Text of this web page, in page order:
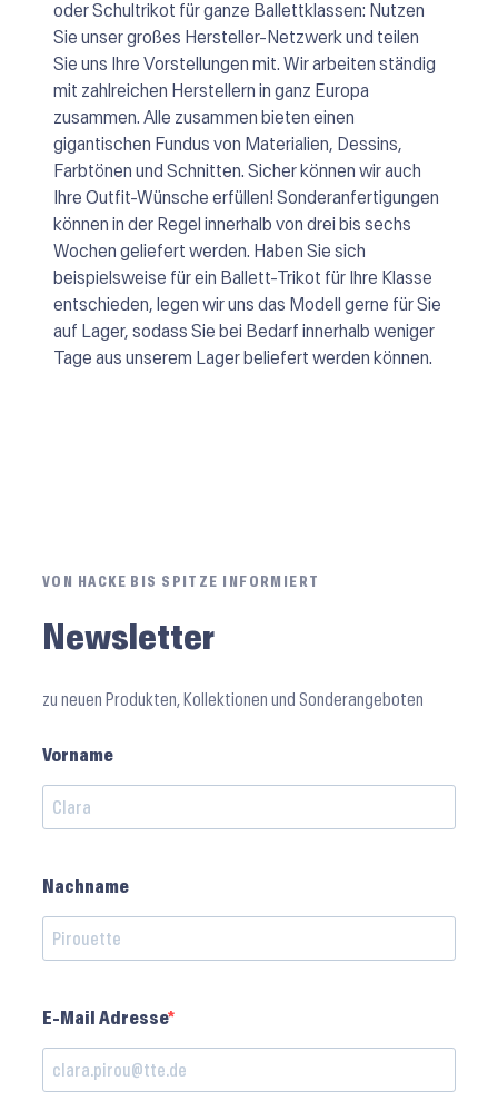
oder Schultrikot für ganze Ballettklassen: Nutzen
Sie unser großes Hersteller-Netzwerk und teilen
Sie uns Ihre Vorstellungen mit. Wir arbeiten ständig
mit zahlreichen Herstellern in ganz Europa
zusammen. Alle zusammen bieten einen
gigantischen Fundus von Materialien, Dessins,
Farbtönen und Schnitten. Sicher können wir auch
Ihre Outfit-Wünsche erfüllen! Sonderanfertigungen
können in der Regel innerhalb von drei bis sechs
Wochen geliefert werden. Haben Sie sich
beispielsweise für ein Ballett-Trikot für Ihre Klasse
entschieden, legen wir uns das Modell gerne für Sie
auf Lager, sodass Sie bei Bedarf innerhalb weniger
Tage aus unserem Lager beliefert werden können.
VON HACKE BIS SPITZE INFORMIERT
Newsletter
zu neuen Produkten, Kollektionen und Sonderangeboten
Vorname
Nachname
E-Mail Adresse